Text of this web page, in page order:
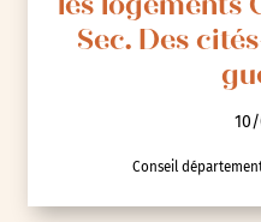
les logements
Sec. Des
Conseil